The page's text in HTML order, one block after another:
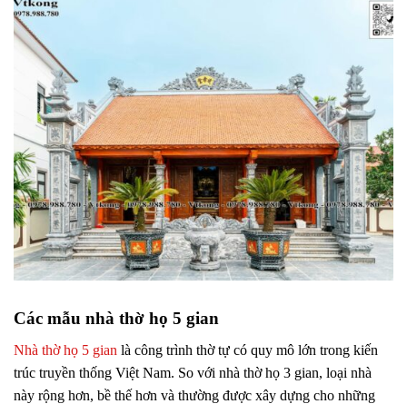
Các mẫu nhà thờ họ 5 gian
Nhà thờ họ 5 gian là công trình thờ tự có quy mô lớn trong kiến
trúc truyền thống Việt Nam. So với nhà thờ họ 3 gian, loại nhà
này rộng hơn, bề thế hơn và thường được xây dựng cho những